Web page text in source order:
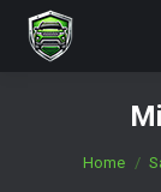
You are
Home